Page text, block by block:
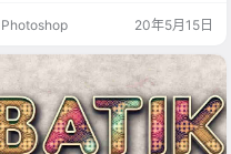
是我们精心筛选，助你打造炫酷文
足设计师对mockups样机素材的各
种需求。
Photoshop 20年5月15日